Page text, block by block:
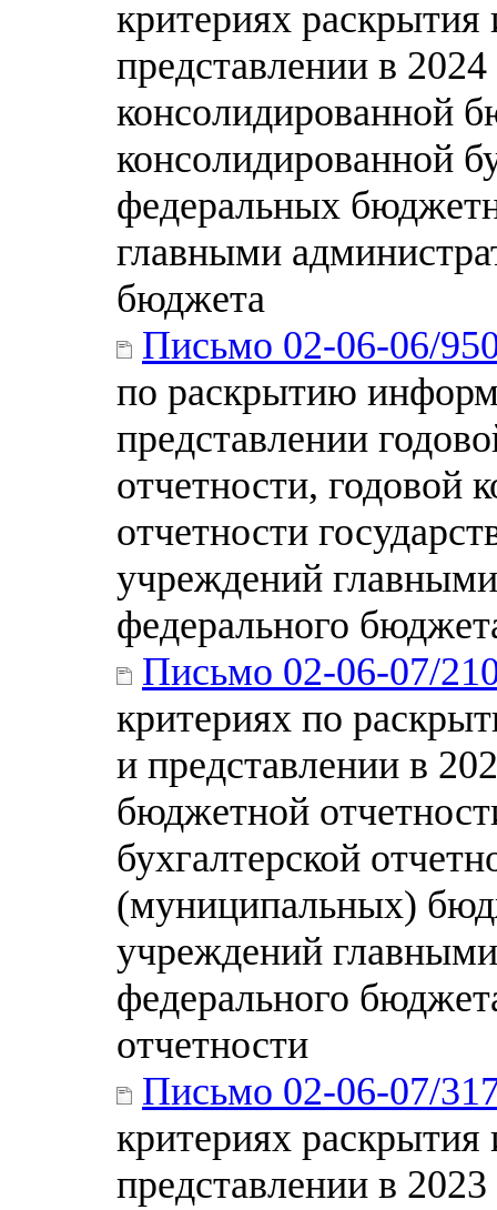
критериях
представлении в
консолидированной
консолидированной
федеральных
главными
бюджета
Письмо 02-06-06/
по раскрытию
представлении
отчетности, годовой
отчетности
учреждений
федерального
Письмо 02-06-07/
критериях по
и представлении в
бюджетной
бухгалтерской
(муниципальных)
учреждений
федерального
отчетности
Письмо 02-06-07/
критериях
представлении в